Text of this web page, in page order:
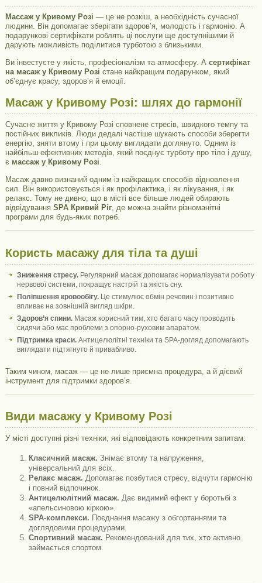
Массаж у Кривому Розі — це не розкіш, а необхідність сучасної
людини. Він допомагає зберігати здоров’я, молодість і гармонію. А
подарункові сертифікати роблять ці послуги ще доступнішими й
дарують можливість поділитися турботою з близькими.
Ви інвестуєте у якість, професіоналізм та атмосферу. А сертифікат
на масаж у Кривому Розі стане найкращим подарунком, який
об’єднує красу, здоров’я й емоції.
Масаж у Кривому Розі: шлях до гармонії
Сучасне життя у Кривому Розі сповнене стресів, швидкого темпу та
постійних викликів. Люди дедалі частіше шукають способи зберегти
енергію, зняти втому і при цьому виглядати доглянуто. Одним із
найбільш ефективних методів, який поєднує турботу про тіло і душу,
є массаж у Кривому Розі.
Масаж давно визнаний одним із найкращих способів відновлення
сил. Він використовується і як профілактика, і як лікування, і як
релакс. Тому не дивно, що в місті все більше людей обирають
відвідування SPA Кривий Ріг, де можна знайти різноманітні
програми для будь-яких потреб.
Користь масажу для тіла та душі
Зниження стресу.Регулярний масаж допомагає нормалізувати роботу
нервової системи, покращує настрій та якість сну.
Поліпшення кровообігу.Це стимулює обмін речовин і позитивно
впливає на зовнішній вигляд шкіри.
Здоров’я спини.Масаж корисний тим, хто багато часу проводить
сидячи або має проблеми з опорно-руховим апаратом.
Підтримка краси.Антицелюлітні техніки та SPA-догляд допомагають
виглядати підтягнуто й привабливо.
Таким чином, масаж — це не лише приємна процедура, а й дієвий
інструмент для підтримки здоров’я.
Види масажу у Кривому Розі
У місті доступні різні техніки, які відповідають конкретним запитам:
Класичний масаж. Знімає втому та напруження,
універсальний для всіх.
Релакс масаж. Допомагає позбутися стресу, відчути гармонію
і повний відпочинок.
Антицелюлітний масаж. Дає видимий ефект у боротьбі з
«апельсиновою кіркою».
SPA-комплекси. Поєднання масажу з обгортаннями та
доглядовими процедурами.
Спортивний масаж. Рекомендований для тих, хто активно
займається спортом.